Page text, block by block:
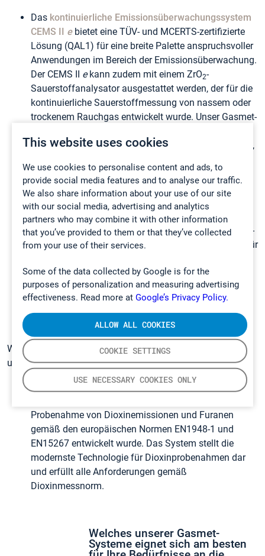
This website uses cookies
We use cookies to personalise content and ads, to
provide social media features and to analyse our traffic.
We also share information about your use of our site
with our social media, advertising and analytics
partners who may combine it with other information
that you’ve provided to them or that they’ve collected
from your use of their services.
Some of the data collected by Google is for the
purposes of personalization and measuring advertising
effectiveness. Read more at Google’s Privacy Policy.
COOKIE SETTINGS
USE NECESSARY COOKIES ONLY
ALLOW ALL COOKIES
Das kontinuierliche Emissionsüberwachungssystem
CEMS II ebietet eine TÜV- und MCERTS-zertifizierte
Lösung (QAL1) für eine breite Palette anspruchsvoller
Anwendungen im Bereich der Emissionsüberwachung.
Der CEMS II ekann zudem mit einem ZrO2-
Sauerstoffanalysator ausgestattet werden, der für die
kontinuierliche Sauerstoffmessung von nassem oder
trockenem Rauchgas entwickelt wurde. Unser Gasmet-
Messung der folgenden 16 Gase eingesetzt: H
,
C
2H , and CH O.
Das
kontinuierlichen
Quecksilberüberwachungssysteme CMMhat den
niedrigsten zertifizierten Messbereich der Welt ( 0 – 5
µg/m3 ) und verfügt über ein vollautomatisches QAL3-
Validierungstool.Dieses System eignen sich perfekt für
Quecksilberemissionen aus heißen, feuchten und
korrosiven Gasströmen unter Anwendung der
Kaltdampf-Atomfluoreszenz-Technologie (CVAF).
Wir bieten zudem auch ein Probenahmesystem für Dioxine
und Furane:
Dioxin-Monitoring-System GT90 Dioxin+
ist ein
Probenahme von Dioxinemissionen und Furanen
gemäß den europäischen Normen EN1948-1 und
EN15267 entwickelt wurde. Das System stellt die
modernste Technologie für Dioxinprobenahmen dar
und erfüllt alle Anforderungen gemäß
Dioxinmessnorm.
Welches unserer Gasmet-
Systeme eignet sich am besten